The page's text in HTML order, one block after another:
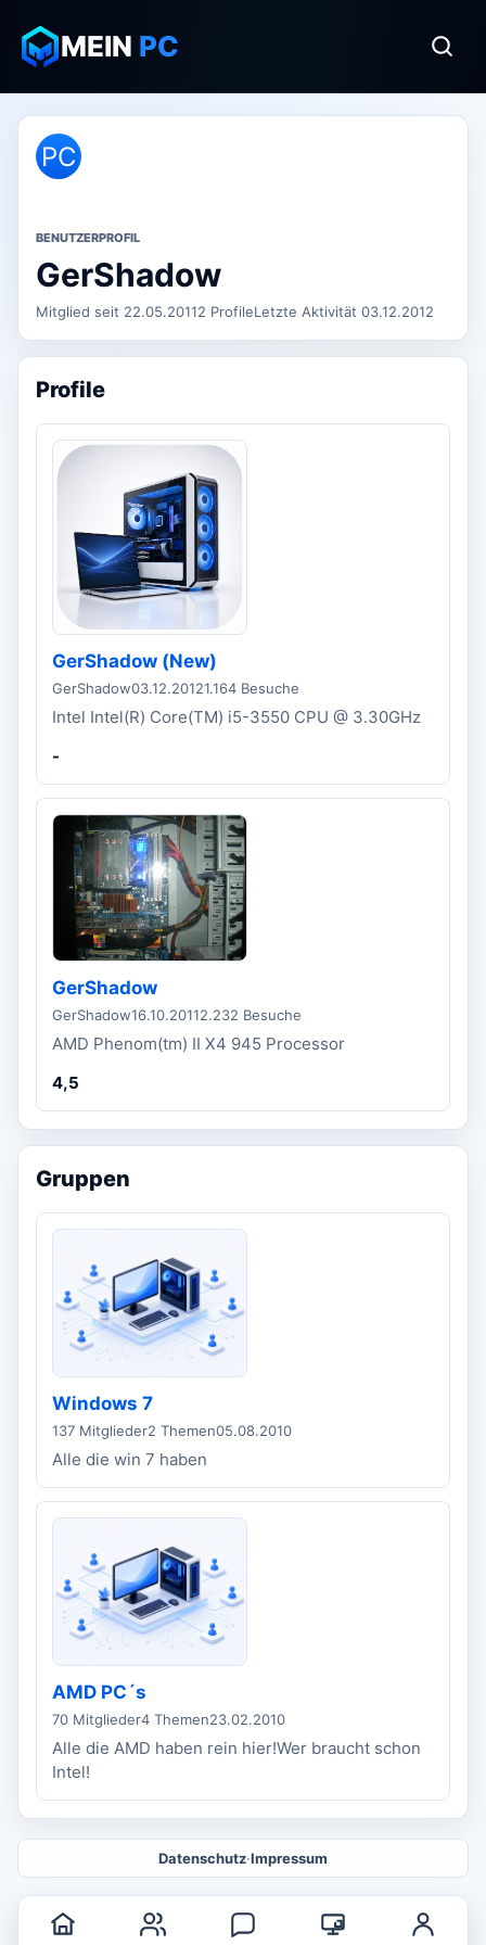
MEIN PC
PC
BENUTZERPROFIL
GerShadow
Mitglied seit 22.05.20112 ProfileLetzte Aktivität 03.12.2012
Profile
GerShadow (New)
GerShadow03.12.20121.164 Besuche
Intel Intel(R) Core(TM) i5-3550 CPU @ 3.30GHz
-
GerShadow
GerShadow16.10.20112.232 Besuche
AMD Phenom(tm) II X4 945 Processor
4,5
Gruppen
Windows 7
137 Mitglieder2 Themen05.08.2010
Alle die win 7 haben
AMD PC´s
70 Mitglieder4 Themen23.02.2010
Alle die AMD haben rein hier!Wer braucht schon
Intel!
Datenschutz·Impressum